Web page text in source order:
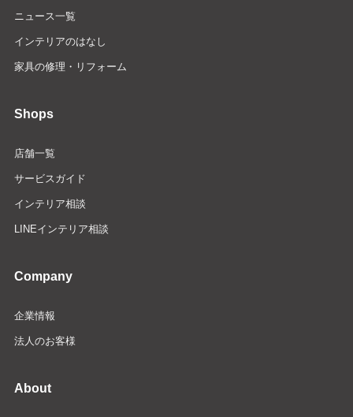
ニュース一覧
インテリアのはなし
家具の修理・リフォーム
Shops
店舗一覧
サービスガイド
インテリア相談
LINEインテリア相談
Company
企業情報
法人のお客様
About